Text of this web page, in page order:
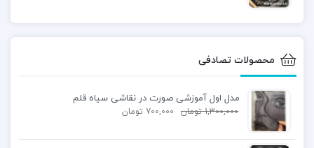
محصولات تصادفی
مدل اول آموزشی صورت در نقاشی سیاه قلم
1,300,000 تومان 700,000 تومان